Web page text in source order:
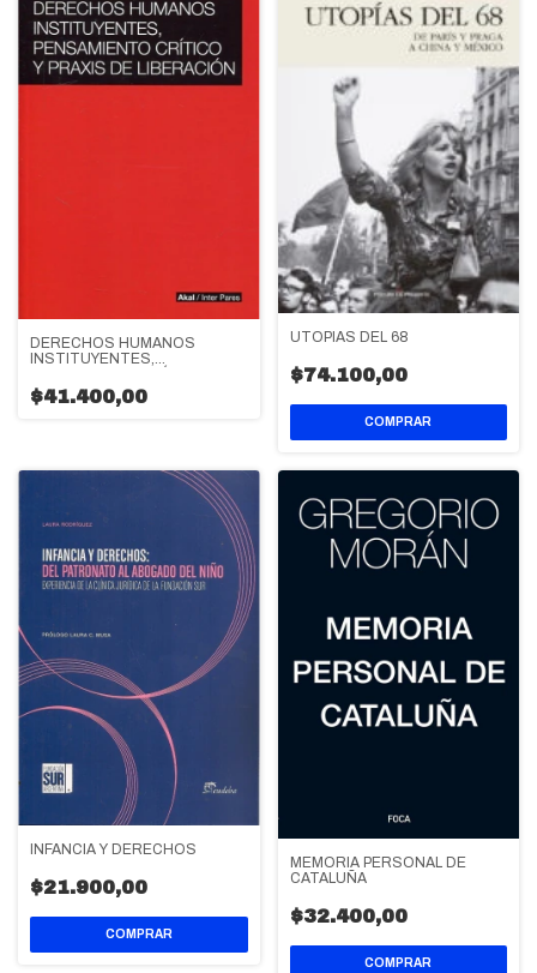
DERECHOS HUMANOS
INSTITUYENTES,
PRAXIS DE LIBERACIÓN
$41.400,00
UTOPIAS DEL 68
$74.100,00
INFANCIA Y DERECHOS
$21.900,00
MEMORIA PERSONAL DE
CATALUÑA
$32.400,00